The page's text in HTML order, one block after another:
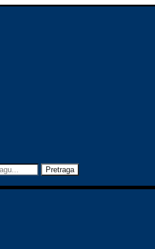
Pretraga